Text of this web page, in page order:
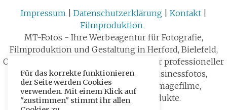
Impressum| Datenschutzerklärung| Kontakt
Filmproduktion
MT-Fotos - Ihre Werbeagentur für Fotografie,
Filmproduktion und Gestaltung in Herford, Bielefeld,
OWL, Deutschland und international. Ihr professioneller
Partner für Unternehmensfotos, Businessfotos,
Produktfotos oder Event-Dokus, Imagefilme,
Produktvideos und Printprodukte.
Für das korrekte funktionieren
der Seite werden Cookies
verwenden. Mit einem Klick auf
"zustimmen" stimmt ihr allen